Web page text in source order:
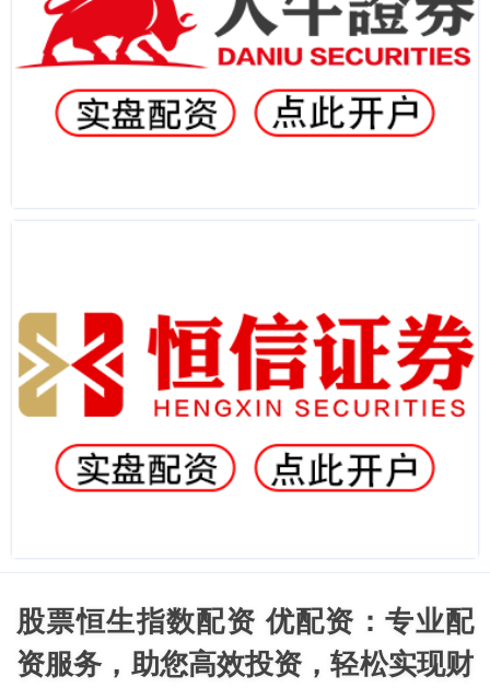
股票恒生指数配资 优配资：专业配
资服务，助您高效投资，轻松实现财